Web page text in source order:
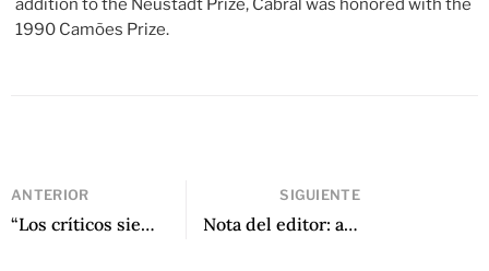
addition to the Neustadt Prize, Cabral was honored with the
1990 Camões Prize.
ANTERIOR
“Los críticos siempre somos pocos en cualquier literatura”: Una entrevista con Christopher Domínguez Michael
SIGUIENTE
Nota del editor: agosto 2021 de Marcelo Rioseco